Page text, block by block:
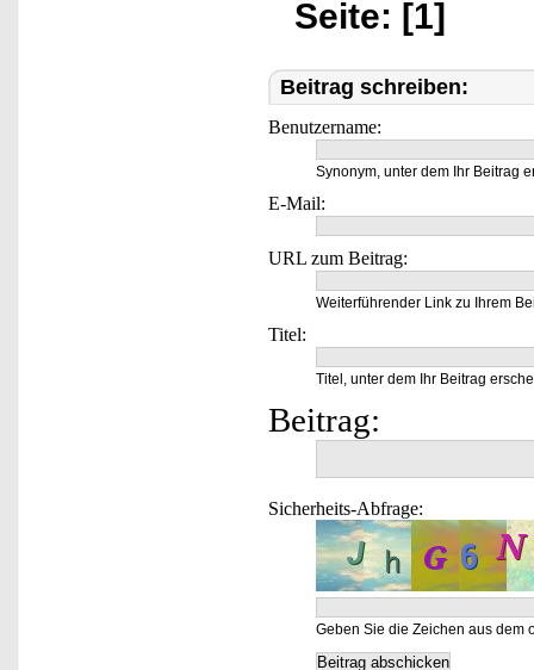
Seite: [1]
Beitrag schreiben:
Benutzername:
Synonym, unter dem Ihr Beitrag
E-Mail:
URL zum Beitrag:
Weiterführender Link zu Ihrem
Titel:
Titel, unter dem Ihr Beitrag
Beitrag:
Sicherheits-Abfrage:
Geben Sie die Zeichen aus dem